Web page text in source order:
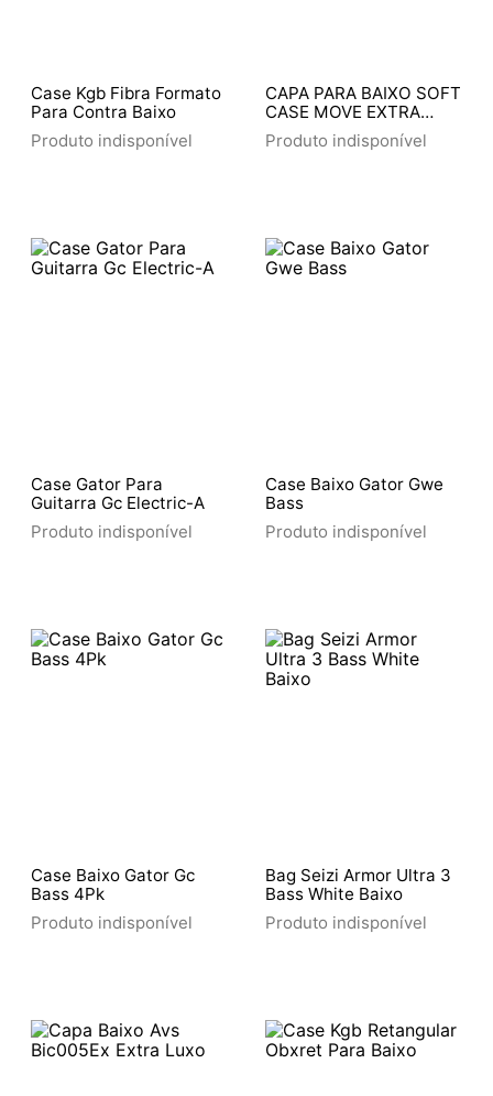
Case Kgb Fibra Formato
Para Contra Baixo
Produto indisponível
CAPA PARA BAIXO SOFT
CASE MOVE EXTRA
LUXO 846
Produto indisponível
Case Gator Para
Guitarra Gc Electric-A
Produto indisponível
Case Baixo Gator Gwe
Bass
Produto indisponível
Case Baixo Gator Gc
Bass 4Pk
Produto indisponível
Bag Seizi Armor Ultra 3
Bass White Baixo
Produto indisponível